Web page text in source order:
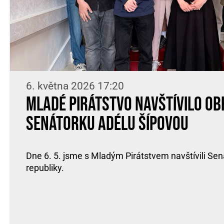
6. května 2026 17:20
Mladé Pirátstvo navštívilo
senátorku Adélu Šípovou
Dne 6. 5. jsme s Mladým Pirátstvem navštívili
republiky.